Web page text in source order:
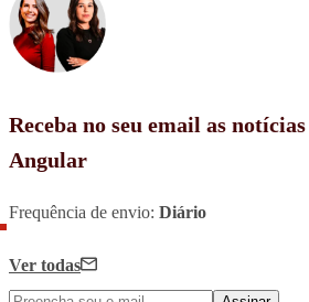
Receba no seu email as
Angular
Frequência de envio: Diário
Ver todas